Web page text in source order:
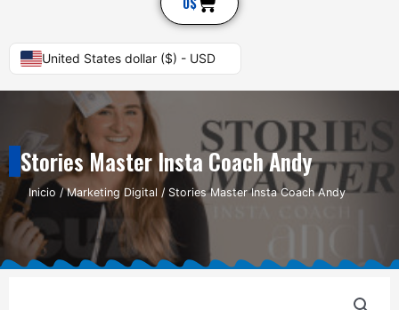
United States dollar ($) - USD
Stories Master Insta Coach Andy
Inicio /Marketing Digital / Stories Master Insta Coach Andy